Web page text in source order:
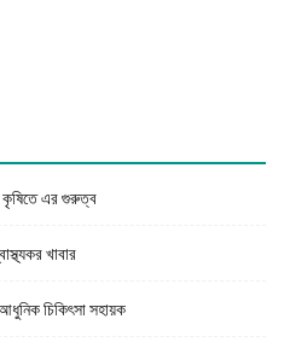
কৃষিতে এর গুরুত্ব
খাবার
চিকিৎসা সহায়ক